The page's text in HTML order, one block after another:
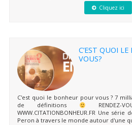
Cliquez ici
C’EST QUOI
VOUS?
C'est quoi le bonheur pour vous ? 7
de définitions
RENDEZ-
WWW.CITATIONBONHEUR.FR Une
Peron à travers le monde autour d'une